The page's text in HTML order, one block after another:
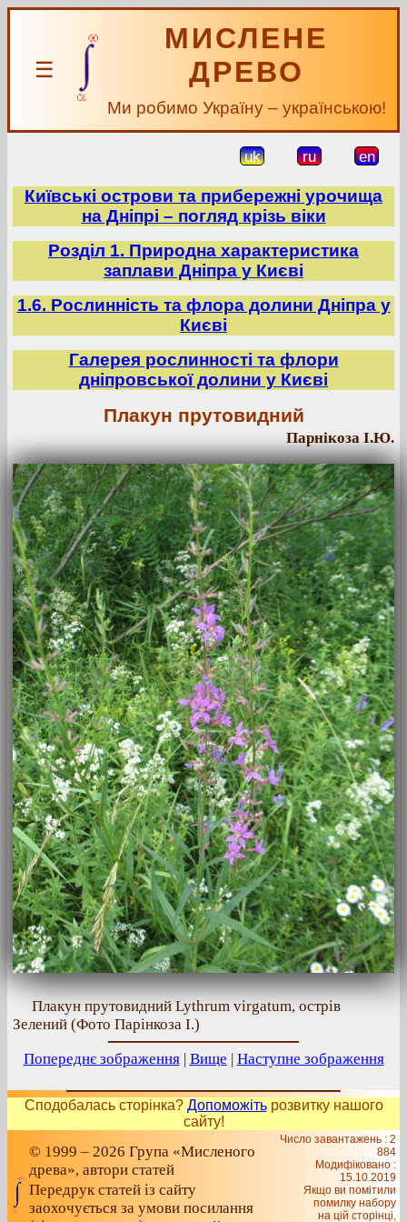
☰
МИСЛЕНЕ
ДРЕВО
Ми робимо Україну – українською!
uk ru en
Київські острови та прибережні урочища
на Дніпрі – погляд крізь віки
Розділ 1. Природна характеристика
заплави Дніпра у Києві
1.6. Рослинність та флора долини Дніпра у
Києві
Галерея рослинності та флори
дніпровської долини у Києві
Плакун прутовидний
Парнікоза І.Ю.
Плакун прутовидний Lythrum virgatum, острів
Зелений (Фото Парінкоза І.)
Попереднє зображення| Вище | Наступне зображення
Сподобалась сторінка? Допоможітьрозвитку нашого
сайту!
© 1999 – 2026 Група «Мисленого
древа», автори статей
Передрук статей із сайту
заохочується за умови посилання
Число завантажень : 2
884
Модифіковано :
15.10.2019
Якщо ви помітили
помилку набору
на цiй сторiнцi,